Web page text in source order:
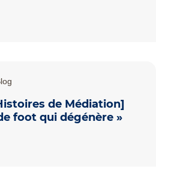
de Médiation]
foot qui dégénère »